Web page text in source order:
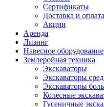
Сертификаты
Доставка и оплата
Акции
Аренда
Лизинг
Навесное оборудование
Землеройная техника
Экскаваторы
Экскаваторы
Экскаваторы
Колесные
Гусеничные